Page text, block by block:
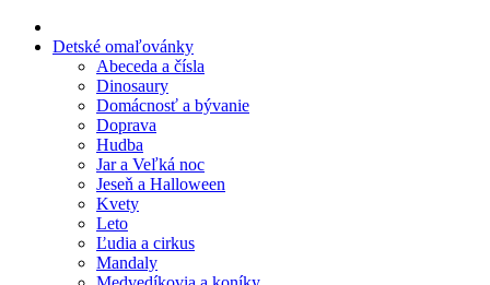
Detské omaľovánky
Abeceda a čísla
Dinosaury
Domácnosť a bývanie
Doprava
Hudba
Jar a Veľká noc
Jeseň a Halloween
Kvety
Leto
Ľudia a cirkus
Mandaly